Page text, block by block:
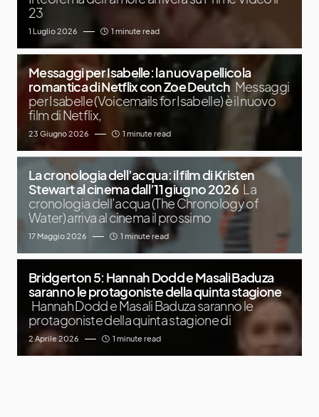
23
1 Luglio 2026 1 minute read
Messaggi per Isabelle: la nuova pellicola
romantica di Netflix con Zoe Deutch Messaggi
per Isabelle (Voicemails for Isabelle) è il nuovo
film di Netflix,
23 Giugno 2026 1 minute read
La cronologia dell’acqua: il film di Kristen
Stewart al cinema dall’11 giugno 2026 La
cronologia dell’acqua (The Chronology of
Water) arriva al cinema il prossimo
17 Maggio 2026 1 minute read
Bridgerton 5: Hannah Dodd e Masali Baduza
saranno le protagoniste della quinta stagione
Hannah Dodd e Masali Baduza saranno le
protagoniste della quinta stagione di
2 Aprile 2026 1 minute read